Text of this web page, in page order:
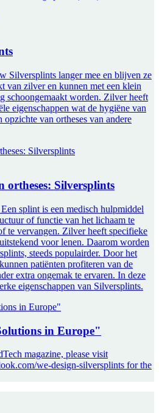
Silversplints langer mee en blijven ze
van zilver en kunnen met een klein
schoongemaakt worden. Zilver heeft
eigenschappen wat de hygiëne van
van ortheses van andere
ortheses: Silversplints
splint is een medisch hulpmiddel
of functie van het lichaam te
te vervangen. Zilver heeft specifieke
voor lenen. Daarom worden
steeds populairder. Door het
patiënten profiteren van de
extra ongemak te ervaren. In deze
eigenschappen van Silversplints.
in Europe"
magazine, please visit
we-design-silversplints for the